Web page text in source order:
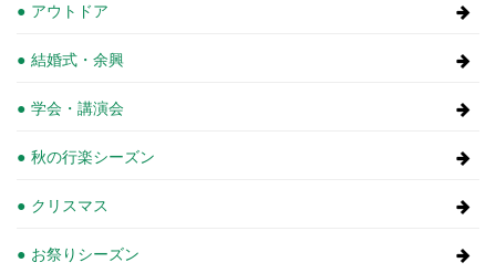
アウトドア
結婚式・余興
学会・講演会
秋の行楽シーズン
クリスマス
お祭りシーズン